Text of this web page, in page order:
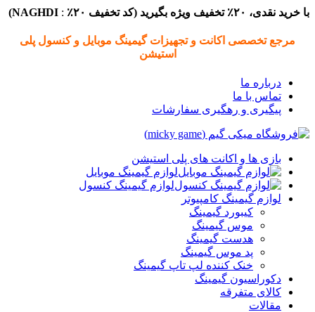
با خرید نقدی، ۲۰٪ تخفیف ویژه بگیرید ( کد تخفیف ۲۰٪ :
NAGHDI)
مرجع تخصصی اکانت و تجهیزات گیمینگ موبایل و کنسول پلی
استیشن
درباره ما
تماس با ما
پیگیری و رهگیری سفارشات
بازی ها و اکانت های پلی استیشن
لوازم گیمینگ موبایل
لوازم گیمینگ کنسول
لوازم گیمینگ کامپیوتر
کیبورد گیمینگ
موس گیمینگ
هدست گیمینگ
پد موس گیمینگ
خنک کننده لپ تاپ گیمینگ
دکوراسیون گیمینگ
کالای متفرقه
مقالات